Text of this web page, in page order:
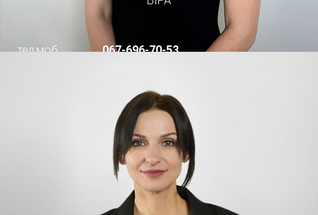
тел.моб.: 067-696-70-53